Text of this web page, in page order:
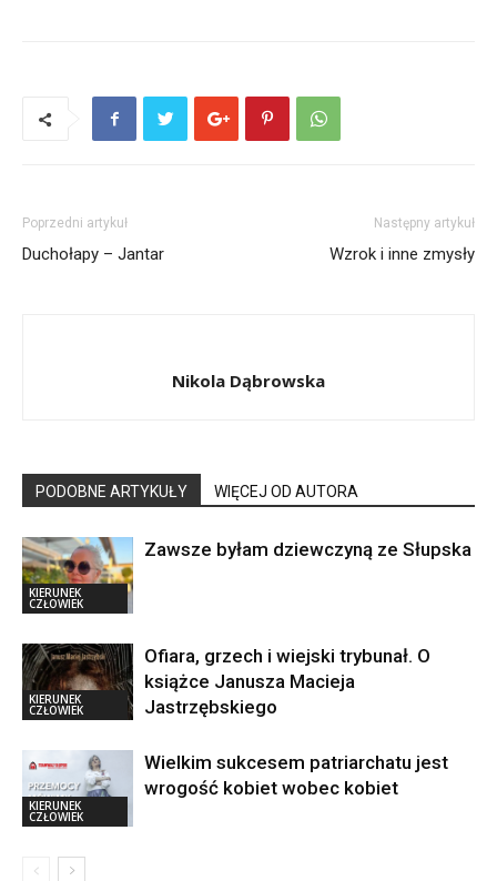
Poprzedni artykuł
Duchołapy – Jantar
Następny artykuł
Wzrok i inne zmysły
Nikola Dąbrowska
PODOBNE ARTYKUŁY WIĘCEJ OD AUTORA
KIERUNEK
CZŁOWIEK
Zawsze byłam dziewczyną ze Słupska
KIERUNEK
CZŁOWIEK
Ofiara, grzech i wiejski trybunał. O
książce Janusza Macieja
Jastrzębskiego
KIERUNEK
CZŁOWIEK
Wielkim sukcesem patriarchatu jest
wrogość kobiet wobec kobiet